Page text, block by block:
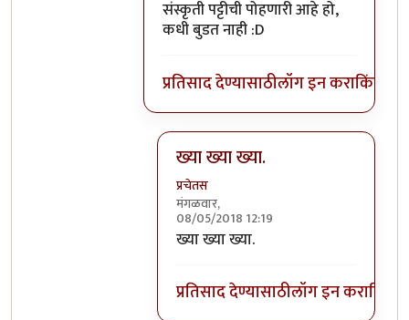
संस्कृती पट्टीची पोहणारी आहे हो,
कधी बुडत नाही :D
प्रतिसाद देण्यासाठीलॉग इन कराकिंवा
ख्या ख्या ख्या.
प्रचेतस
मंगळवार,
08/05/2018 12:19
In reply toकाये ना, की पुणेकरांना भायेर
ख्या ख्या ख्या.
प्रतिसाद देण्यासाठीलॉग इन कराकिंवा